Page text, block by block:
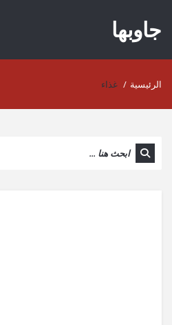
جاوبها
الرئيسية / غذاء